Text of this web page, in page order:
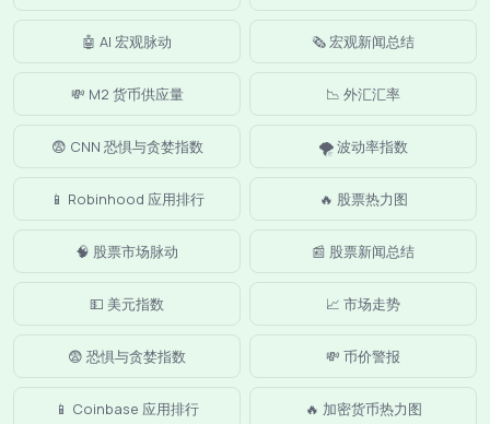
🤖 AI 宏观脉动 🗞️ 宏观新闻总结
💸 M2 货币供应量 📉 外汇汇率
😨 CNN 恐惧与贪婪指数 🌪️ 波动率指数
📱 Robinhood 应用排行 🔥 股票热力图
🧠 股票市场脉动 📰 股票新闻总结
💵 美元指数 📈 市场走势
😨 恐惧与贪婪指数 💸 币价警报
📱 Coinbase 应用排行 🔥 加密货币热力图